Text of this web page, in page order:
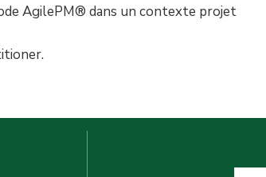
AgilePM® dans un contexte projet